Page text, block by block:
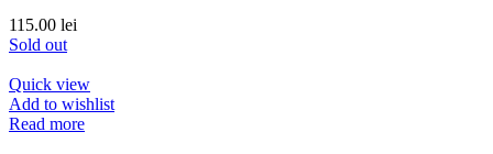
115.00 lei
Sold out
Quick view
Add to wishlist
Read more